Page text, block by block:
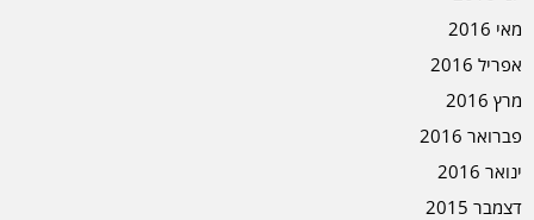
מאי 2016
אפריל 2016
מרץ 2016
פברואר 2016
ינואר 2016
דצמבר 2015